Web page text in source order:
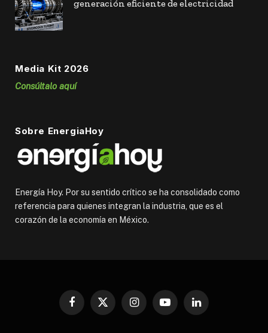
generación eficiente de electricidad
Media Kit 2026
Consúltalo aquí
Sobre EnergiaHoy
Energía Hoy. Por su sentido crítico se ha consolidado como
referencia para quienes integran la industria, que es el
corazón de la economía en México.
Facebook
X
InstagramYouTubeLinkedIn